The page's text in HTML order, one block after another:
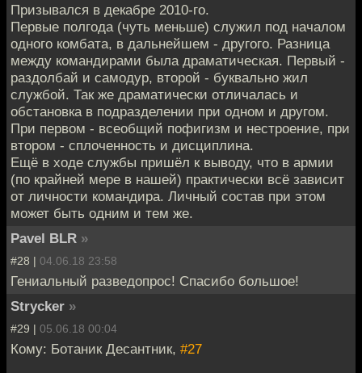
Призывался в декабре 2010-го.
Первые полгода (чуть меньше) служил под началом
одного комбата, в дальнейшем - другого. Разница
между командирами была драматическая. Первый -
раздолбай и самодур, второй - буквально жил
службой. Так же драматически отличалась и
обстановка в подразделении при одном и другом.
При первом - всеобщий пофигизм и нестроение, при
втором - сплоченность и дисциплина.
Ещё в ходе службы пришёл к выводу, что в армии
(по крайней мере в нашей) практически всё зависит
от личности командира. Личный состав при этом
может быть одним и тем же.
Pavel BLR »
#28 | 04.06.18 23:58
Гениальный разведопрос! Спасибо большое!
Strycker »
#29 | 05.06.18 00:04
Кому: Ботаник Десантник, #27